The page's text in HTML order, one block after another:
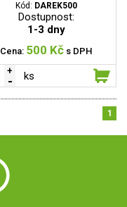
Kód: DAREK500
Dostupnost:
1-3 dny
Cena: 500 Kč s DPH
ks
1